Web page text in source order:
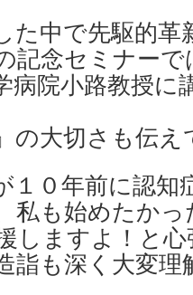
た中で先駆的革
記念セミナー
病院小路教授に
や
の大切さも伝
１０年前に認知
私も始めたか
しますよ！と
詣も深く大変